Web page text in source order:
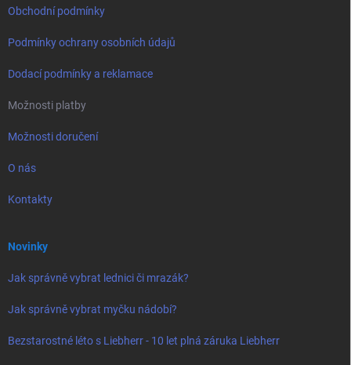
Obchodní podmínky
Podmínky ochrany osobních údajů
Dodací podmínky a reklamace
Možnosti platby
Možnosti doručení
O nás
Kontakty
Novinky
Jak správně vybrat lednici či mrazák?
Jak správně vybrat myčku nádobí?
Bezstarostné léto s Liebherr - 10 let plná záruka Liebherr